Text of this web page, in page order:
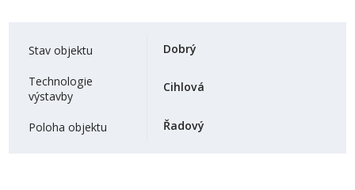
Stav objektu Dobrý
Technologie
výstavby
Cihlová
Poloha objektu Řadový